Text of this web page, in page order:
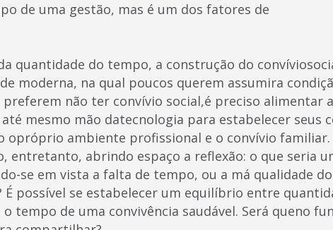
de uma gestão, mas é um dos fatores de
quantidade do tempo, a construção do
moderna, na qual poucos querem assumira
não ter convívio social,é preciso alimentar
mesmo mão datecnologia para estabelecer seus
opróprio ambiente profissional e o convívio familiar.
entretanto, abrindo espaço a reflexão: o que seria
se em vista a falta de tempo, ou a má qualidade do
É possível se estabelecer um equilíbrio entre
tempo de uma convivência saudável. Será queno